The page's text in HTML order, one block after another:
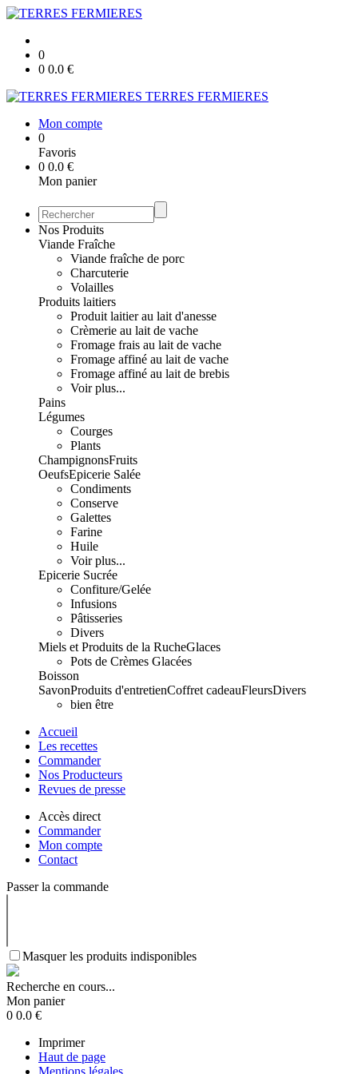
0
0 0.0 €
TERRES FERMIERES
Mon compte
0
Favoris
0 0.0 €
Mon panier
Nos Produits
Viande Fraîche
Viande fraîche de porc
Charcuterie
Volailles
Produits laitiers
Produit laitier au lait d'anesse
Crèmerie au lait de vache
Fromage frais au lait de vache
Fromage affiné au lait de vache
Fromage affiné au lait de brebis
Voir plus...
Pains
Légumes
Courges
Plants
ChampignonsFruits
OeufsEpicerie Salée
Condiments
Conserve
Galettes
Farine
Huile
Voir plus...
Epicerie Sucrée
Confiture/Gelée
Infusions
Pâtisseries
Divers
Miels et Produits de la RucheGlaces
Pots de Crèmes Glacées
Boisson
SavonProduits d'entretienCoffret cadeauFleursDivers
bien être
Accueil
Les recettes
Commander
Nos Producteurs
Revues de presse
Accès direct
Commander
Mon compte
Contact
Passer la commande
Masquer les produits indisponibles
Recherche en cours...
Mon panier
0 0.0 €
Imprimer
Haut de page
Mentions légales